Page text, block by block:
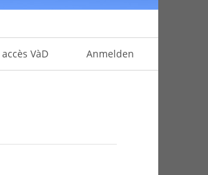
accès VàD Anmelden